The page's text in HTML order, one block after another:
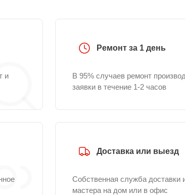
и
Ремонт за 1 день
В 95% случаев ремонт
заявки в течение 1-2 часов
Доставка или выезд
Собственная служба доставки
мастера на дом или в офис